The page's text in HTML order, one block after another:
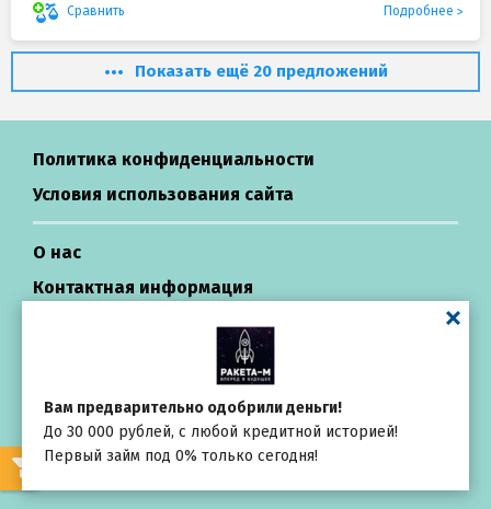
Сравнить Подробнее
Вам предварительно одобрили деньги!
До 30 000 рублей, с любой кредитной историей!
Первый займ под 0% только сегодня!
Показать ещё 20 предложений
Политика конфиденциальности
Условия использования сайта
О нас
Контактная информация
Займы в России
All rights reserved ©